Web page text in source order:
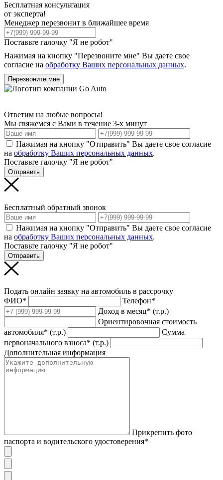
Бесплатная консультация
от эксперта!
Менеджер перезвонит в ближайшее время
Поставьте галочку "Я не робот"
Нажимая на кнопку "Перезвоните мне" Вы даете свое
согласие на обработку Ваших персональных данных.
Перезвоните мне
Ответим на любые вопросы!
Мы свяжемся с Вами в течение 3-х минут
Нажимая на кнопку "Отправить" Вы даете свое согласие
на обработку Ваших персональных данных.
Поставьте галочку "Я не робот"
Отправить
Бесплатный обратный звонок
Нажимая на кнопку "Отправить" Вы даете свое согласие
на обработку Ваших персональных данных.
Поставьте галочку "Я не робот"
Отправить
Подать онлайн заявку на автомобиль в рассрочку
ФИО*
Телефон*
Доход в месяц* (т.р.)
Ориентировочная стоимость
автомобиля* (т.р.)
Сумма
первоначального взноса* (т.р.)
Дополнительная информация
Прикрепить фото
паспорта и водительского удостоверения*